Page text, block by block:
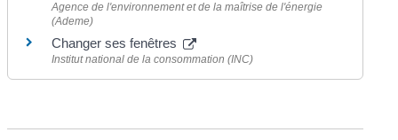
Agence de l'environnement et de la maîtrise de l'énergie
(Ademe)
Changer ses fenêtres
Institut national de la consommation (INC)